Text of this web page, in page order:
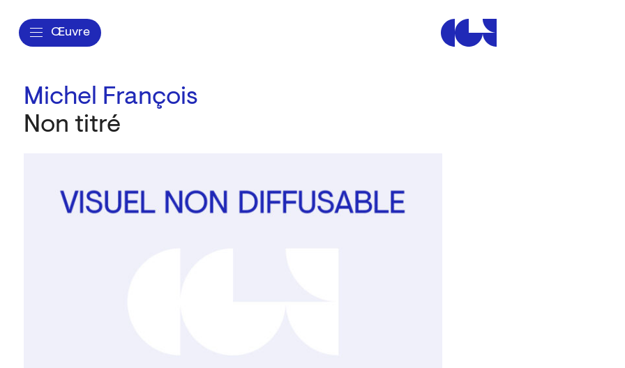
Œuvre Centre de la Gravure et
Michel François
Non titré